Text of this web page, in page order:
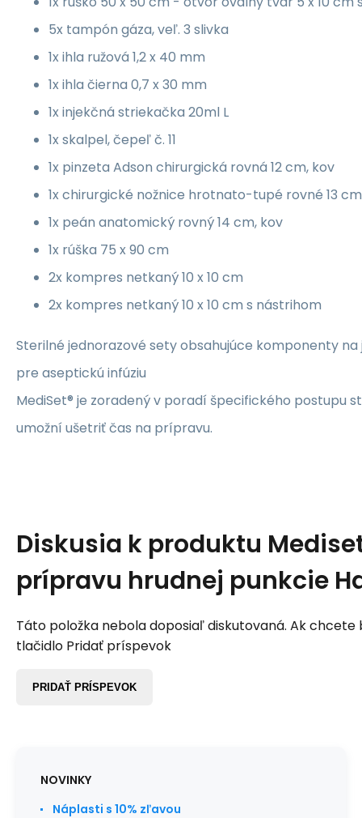
5x tampón gáza, veľ. 3 slivka
1x ihla ružová 1,2 x 40 mm
1x ihla čierna 0,7 x 30 mm
1x injekčná striekačka 20ml L
1x skalpel, čepeľ č. 11
1x pinzeta Adson chirurgická rovná 12 cm, kov
1x chirurgické nožnice hrotnato-tupé rovné 13
1x peán anatomický rovný 14 cm, kov
1x rúška 75 x 90 cm
2x kompres netkaný 10 x 10 cm
2x kompres netkaný 10 x 10 cm s nástrihom
Sterilné jednorazové sety obsahujúce komponenty
pre aseptickú infúziu
MediSet® je zoradený v poradí špecifického postupu
umožní ušetriť čas na prípravu.
Diskusia k produktu
prípravu hrudnej punkcie
Táto položka nebola doposiaľ diskutovaná. Ak chcete
tlačidlo Pridať príspevok
PRIDAŤ PRÍSPEVOK
NOVINKY
Náplasti s 10% zľavou